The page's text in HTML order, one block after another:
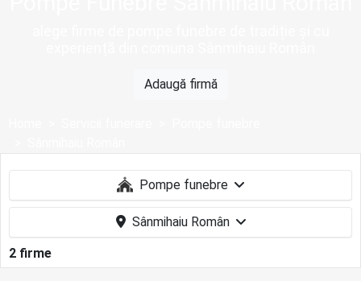
Adaugă firmă
2 firme